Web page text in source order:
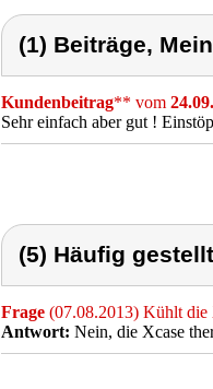
(1) Beiträge,
Kundenbeitrag** vom
Sehr einfach aber gut !
(5) Häufig
Frage (07.08.2013) Kühlt die
Antwort: Nein, die Xcase